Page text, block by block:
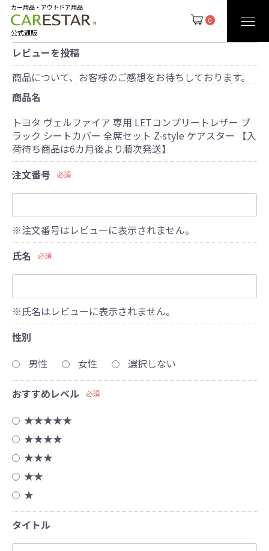
0
カー用品・アウトドア用品
公式通販
レビューを投稿
商品について、お客様のご感想をお待ちしております。
商品名
トヨタ ヴェルファイア 専用 LETコンプリートレザー ブ
ラック シートカバー 全席セット Z-style ケアスター 【入
荷待ち商品は6カ月後より順次発送】
注文番号
必須
※注文番号はレビューに表示されません。
氏名
必須
※氏名はレビューに表示されません。
性別
男性
女性 選択しない
おすすめレベル 必須
★★★★★
★★★★
★★★
★★
★
タイトル